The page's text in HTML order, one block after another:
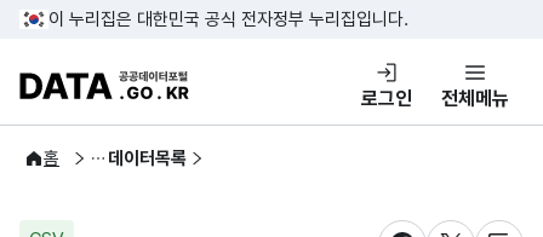
콘텐츠 바로가기
푸터 바로가기
이 누리집은 대한민국 공식 전자정부 누리집입니다.
DATA.GO.KR 공공데이터포털
로그인 전체메뉴
홈
공공데이터 데이터목록